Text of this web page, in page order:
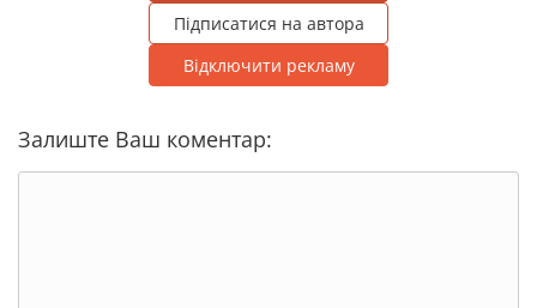
Підписатися на автора
Відключити рекламу
Залиште Ваш коментар: